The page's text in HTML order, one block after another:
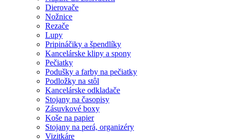
Dierovače
Nožnice
Rezače
Lupy
Pripináčiky a špendlíky
Kancelárske klipy a spony
Pečiatky
Podušky a farby na pečiatky
Podložky na stôl
Kancelárske odkladače
Stojany na časopisy
Zásuvkové boxy
Koše na papier
Stojany na perá, organizéry
Vizitkáre